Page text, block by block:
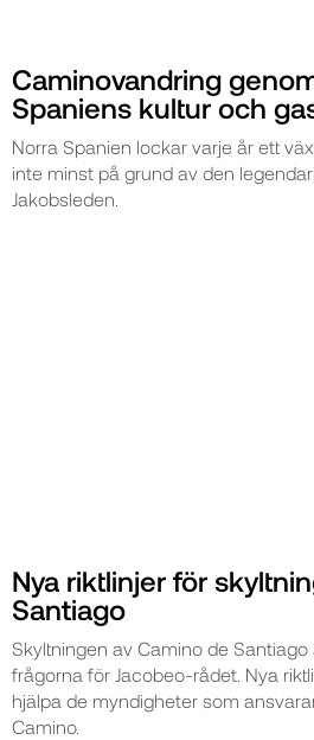
Caminovandring
Spaniens kultur och
Norra Spanien lockar varje år ett
inte minst på grund av den
Jakobsleden.
Nya riktlinjer för
Santiago
Skyltningen av Camino de
frågorna för Jacobeo-rådet. Nya
hjälpa de myndigheter som
Camino.